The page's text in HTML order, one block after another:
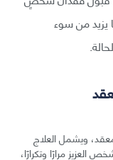
يزيد من سوء
ويشمل العلاج
مرارًا وتكرارًا،